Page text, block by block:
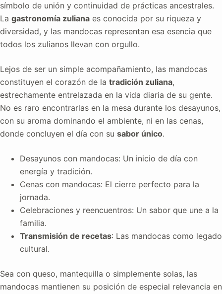
símbolo de unión y continuidad de prácticas ancestrales.
La gastronomía zuliana es conocida por su riqueza y
diversidad, y las mandocas representan esa esencia que
todos los zulianos llevan con orgullo.
Lejos de ser un simple acompañamiento, las mandocas
constituyen el corazón de la tradición zuliana,
estrechamente entrelazada en la vida diaria de su gente.
No es raro encontrarlas en la mesa durante los desayunos,
con su aroma dominando el ambiente, ni en las cenas,
donde concluyen el día con su sabor único.
Desayunos con mandocas: Un inicio de día con
energía y tradición.
Cenas con mandocas: El cierre perfecto para la
jornada.
Celebraciones y reencuentros: Un sabor que une a la
familia.
Transmisión de recetas: Las mandocas como legado
cultural.
Sea con queso, mantequilla o simplemente solas, las
mandocas mantienen su posición de especial relevancia en